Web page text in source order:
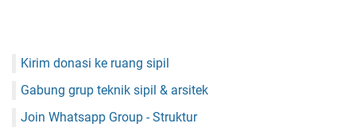
Kirim donasi ke ruang sipil
Gabung grup teknik sipil & arsitek
Join Whatsapp Group - Struktur